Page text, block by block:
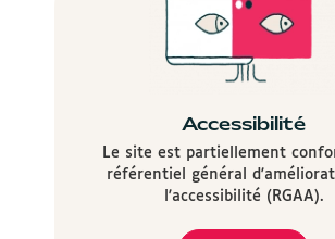
Accessibilité
Le site est partiellement
référentiel général
l'accessibilité (RGAA).